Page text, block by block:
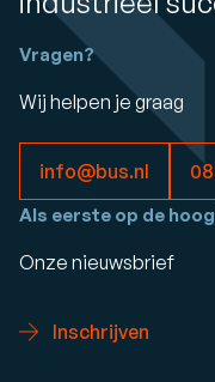
Vragen?
Wij helpen je graag
info@bus.nl
Als eerste op de
Onze nieuwsbrief
Inschrijven